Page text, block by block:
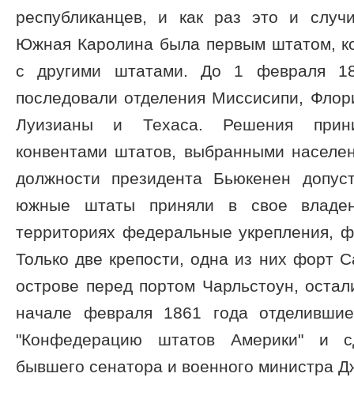
республиканцев, и как раз это и
Южная Каролина была первым штатом,
с другими штатами. До 1 февраля
последовали отделения Миссисипи,
Луизианы и Техаса. Решения
конвентами штатов, выбранными
должности президента Бьюкенен
южные штаты приняли в свое
территориях федеральные укрепления,
Только две крепости, одна из них форт
острове перед портом Чарльстоун,
начале февраля 1861 года
"Конфедерацию штатов Америки" и
бывшего сенатора и военного министра